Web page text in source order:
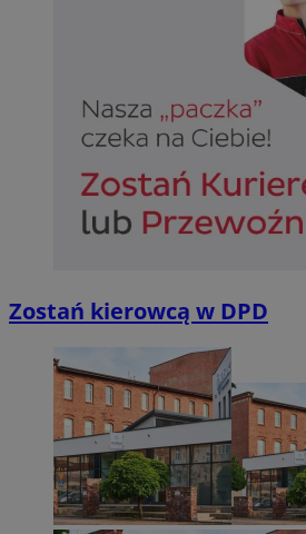
Zostań kierowcą w DPD